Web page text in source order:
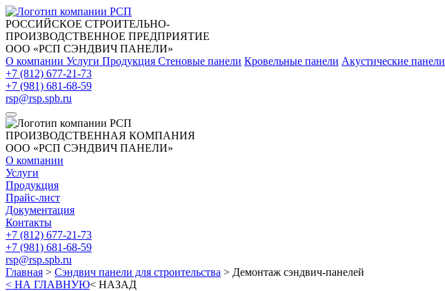
РОССИЙСКОЕ СТРОИТЕЛЬНО-
ПРОИЗВОДСТВЕННОЕ ПРЕДПРИЯТИЕ
ООО «РСП СЭНДВИЧ ПАНЕЛИ»
О компании Услуги Продукция Стеновые панели Кровельные панели Акустические панели
+7 (812) 677-21-73
+7 (981) 681-68-59
rsp@rsp.spb.ru
ПРОИЗВОДСТВЕННАЯ КОМПАНИЯ
ООО «РСП СЭНДВИЧ ПАНЕЛИ»
О компании
Услуги
Продукция
Прайс-лист
Документация
Контакты
+7 (812) 677-21-73
+7 (981) 681-68-59
rsp@rsp.spb.ru
Главная > Сэндвич панели для строительства > Демонтаж сэндвич-панелей
< НА ГЛАВНУЮ< НАЗАД